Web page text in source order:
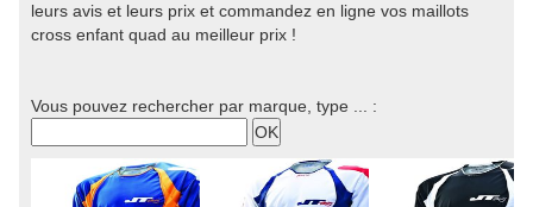
leurs avis et leurs prix et commandez en ligne vos maillots
cross enfant quad au meilleur prix !
Vous pouvez rechercher par marque, type ... :